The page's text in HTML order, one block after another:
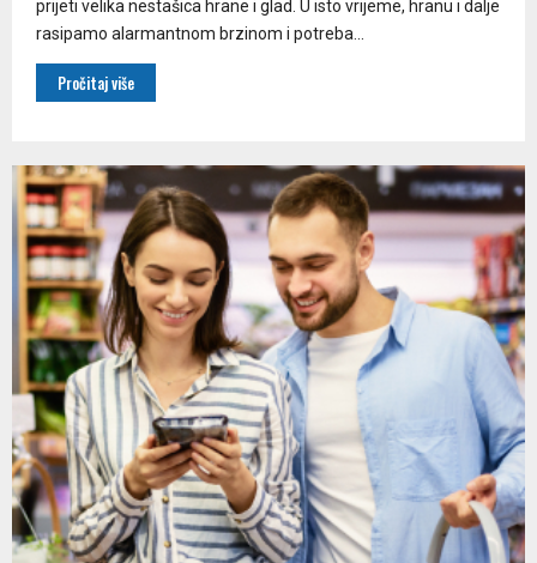
prijeti velika nestašica hrane i glad. U isto vrijeme, hranu i dalje
rasipamo alarmantnom brzinom i potreba...
Pročitaj više